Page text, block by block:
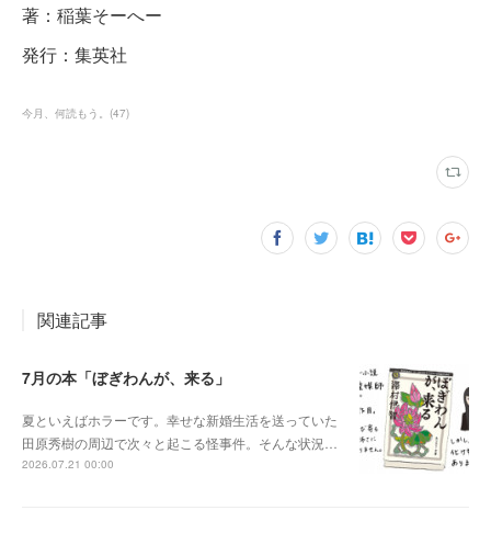
著：稲葉そーへー
発行：集英社
今月、何読もう。 (47)
関連記事
7月の本「ぼぎわんが、来る」
夏といえばホラーです。幸せな新婚生活を送っていた
田原秀樹の周辺で次々と起こる怪事件。そんな状況…
2026.07.21 00:00